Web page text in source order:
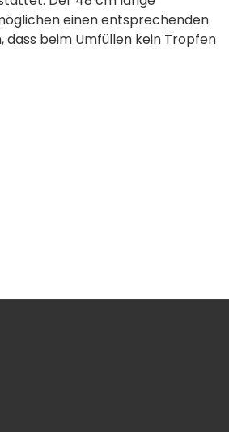
einen entsprechenden
dass beim Umfüllen kein Tropfen